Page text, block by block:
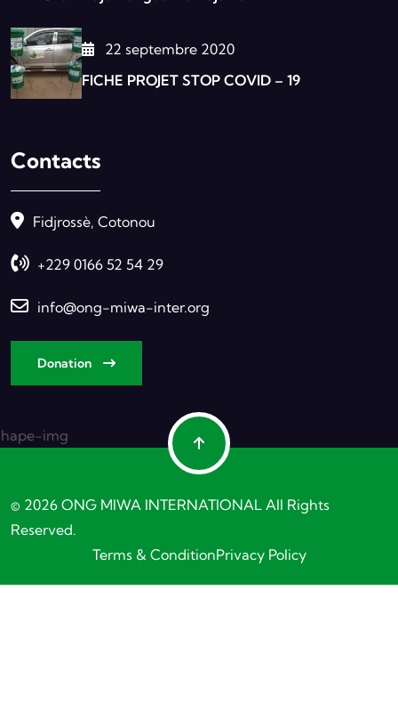
22 septembre 2020
FICHE PROJET STOP COVID – 19
Contacts
Fidjrossè, Cotonou
+229 0166 52 54 29
info@ong-miwa-inter.org
Donation
© 2026 ONG MIWA INTERNATIONAL All Rights
Reserved.
Terms & ConditionPrivacy Policy